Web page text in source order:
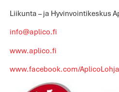
Liikunta – ja Hyvinvointikeskus
info@aplico.fi
www.aplico.fi
www.facebook.com/AplicoLohja